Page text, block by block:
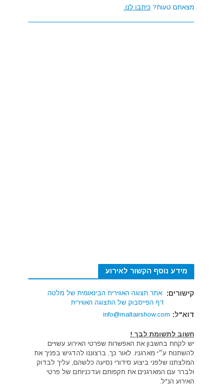
מצאתם טעות? כיתבו לנו.
מידע נוסף הקשור לאירוע
קישורים:
אתר תצוגה האווירית הבינאומית של מלטה
דף הפייסבוק של התצוגה האווירית
דוא"ל: info@maltairshow.com
חשוב לתשומת לבך !
יש לקחת בחשבון את האפשרות שפרטי האירוע עשויים
להשתנות ע״י מארגניו. לאור כך, ברצוננו להדגיש בפניך את
המלצתנו שלפני ביצוע סידורי נסיעה כלשהם, עליך לבדוק
ולברר עם המארגנים את תקפותם ועדכניותם של פרטי
האירוע הנ"ל.